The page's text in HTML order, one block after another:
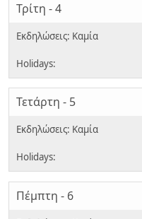
Τρίτη - 4
Τετάρτη - 5
Πέμπτη - 6